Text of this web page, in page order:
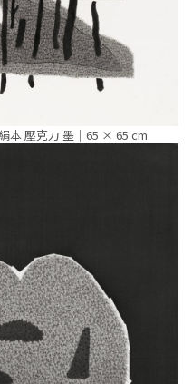
本 壓克力 墨｜65 × 65 cm